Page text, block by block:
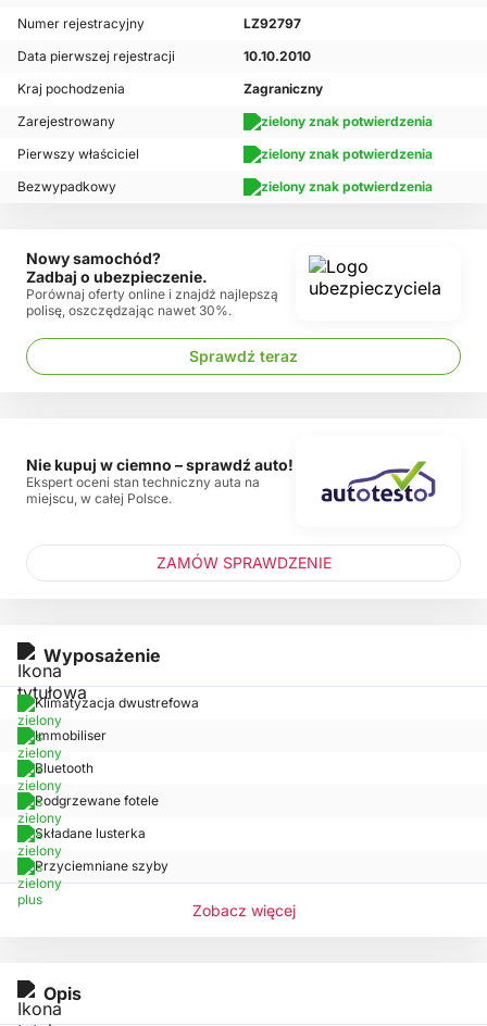
Numer rejestracyjny
LZ92797
Data pierwszej rejestracji
10.10.2010
Kraj pochodzenia
Zagraniczny
Zarejestrowany
Pierwszy właściciel
Bezwypadkowy
Wyposażenie
Klimatyzacja dwustrefowa
Immobiliser
Bluetooth
Podgrzewane fotele
Składane lusterka
Przyciemniane szyby
Zobacz więcej
Opis
Nowy samochód?
Zadbaj o ubezpieczenie.
Porównaj oferty online i znajdź najlepszą
polisę, oszczędzając nawet 30%.
Sprawdź teraz
Nie kupuj w ciemno – sprawdź auto!
Ekspert oceni stan techniczny auta na
miejscu, w całej Polsce.
ZAMÓW SPRAWDZENIE